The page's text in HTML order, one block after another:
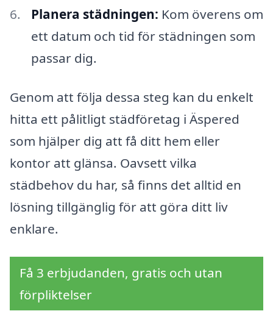
Planera städningen: Kom överens om
ett datum och tid för städningen som
passar dig.
Genom att följa dessa steg kan du enkelt
hitta ett pålitligt städföretag i Äspered
som hjälper dig att få ditt hem eller
kontor att glänsa. Oavsett vilka
städbehov du har, så finns det alltid en
lösning tillgänglig för att göra ditt liv
enklare.
Få 3 erbjudanden, gratis och utan
förpliktelser